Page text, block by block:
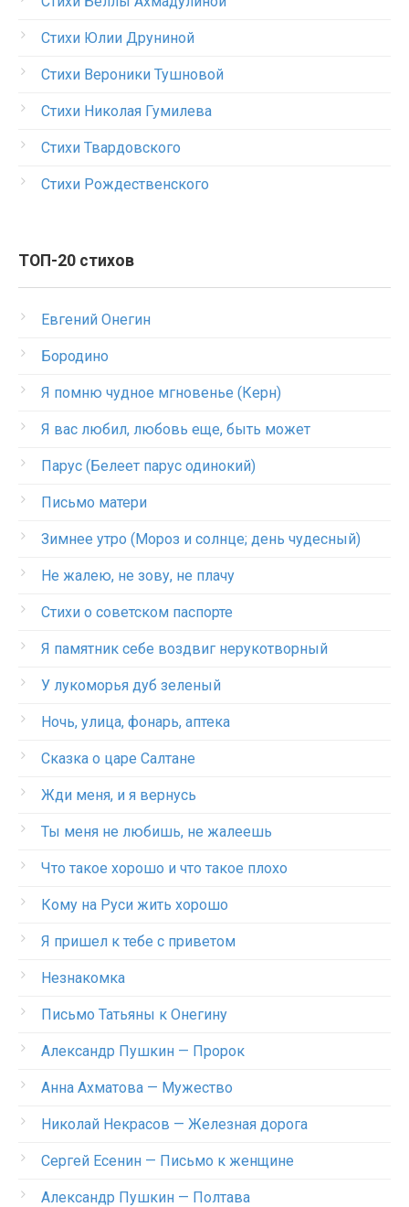
Стихи Юлии Друниной
Стихи Вероники Тушновой
Стихи Николая Гумилева
Стихи Твардовского
Стихи Рождественского
ТОП-20 стихов
Евгений Онегин
Бородино
Я помню чудное мгновенье (Керн)
Я вас любил, любовь еще, быть может
Парус (Белеет парус одинокий)
Письмо матери
Зимнее утро (Мороз и солнце; день чудесный)
Не жалею, не зову, не плачу
Стихи о советском паспорте
Я памятник себе воздвиг нерукотворный
У лукоморья дуб зеленый
Ночь, улица, фонарь, аптека
Сказка о царе Салтане
Жди меня, и я вернусь
Ты меня не любишь, не жалеешь
Что такое хорошо и что такое плохо
Кому на Руси жить хорошо
Я пришел к тебе с приветом
Незнакомка
Письмо Татьяны к Онегину
Александр Пушкин — Пророк
Анна Ахматова — Мужество
Николай Некрасов — Железная дорога
Сергей Есенин — Письмо к женщине
Александр Пушкин — Полтава